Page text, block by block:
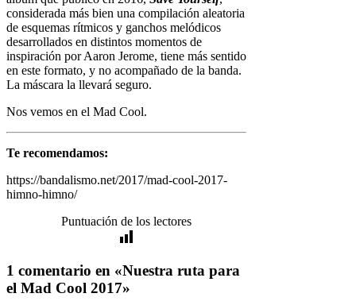
considerada más bien una compilación aleatoria
de esquemas rítmicos y ganchos melódicos
desarrollados en distintos momentos de
inspiración por Aaron Jerome, tiene más sentido
en este formato, y no acompañado de la banda.
La máscara la llevará seguro.
Nos vemos en el Mad Cool.
Te recomendamos:
https://bandalismo.net/2017/mad-cool-2017-
himno-himno/
Puntuación de los lectores
1 comentario en «Nuestra ruta para
el Mad Cool 2017»